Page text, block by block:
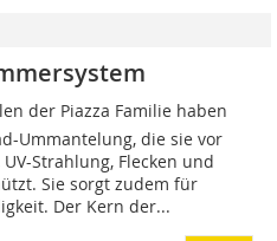
der Piazza Familie haben
Ummantelung, die sie vor
Strahlung, Flecken und
Sie sorgt zudem für
Der Kern der...